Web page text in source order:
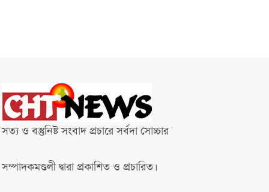
সত্য ও বস্তুনিষ্ট সংবাদ প্রচারে সর্বদা সোচ্চার
সম্পাদকমণ্ডলী দ্বারা প্রকাশিত ও প্রচারিত।